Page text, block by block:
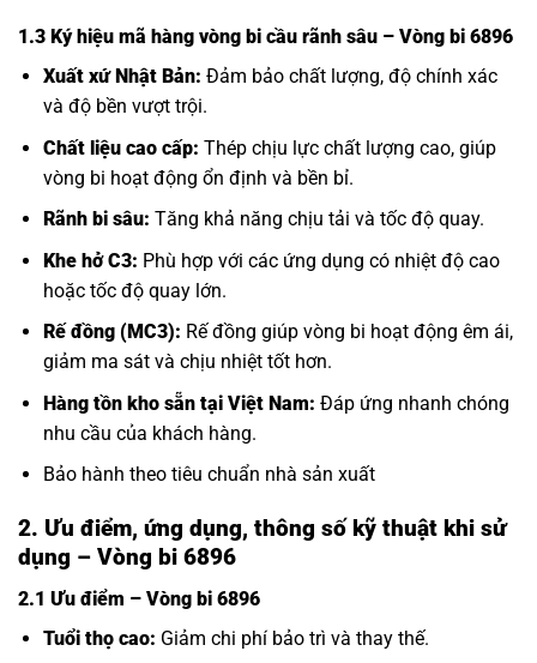
1.3 Ký hiệu mã hàng vòng bi cầu rãnh sâu – Vòng bi 6896
Xuất xứ Nhật Bản: Đảm bảo chất lượng, độ chính xác
và độ bền vượt trội.
Chất liệu cao cấp: Thép chịu lực chất lượng cao, giúp
vòng bi hoạt động ổn định và bền bỉ.
Rãnh bi sâu: Tăng khả năng chịu tải và tốc độ quay.
Khe hở C3: Phù hợp với các ứng dụng có nhiệt độ cao
hoặc tốc độ quay lớn.
Rế đồng (MC3): Rế đồng giúp vòng bi hoạt động êm ái,
giảm ma sát và chịu nhiệt tốt hơn.
Hàng tồn kho sẵn tại Việt Nam: Đáp ứng nhanh chóng
nhu cầu của khách hàng.
Bảo hành theo tiêu chuẩn nhà sản xuất
2. Ưu điểm, ứng dụng, thông số kỹ thuật khi sử
dụng – Vòng bi 6896
2.1 Ưu điểm – Vòng bi 6896
Tuổi thọ cao: Giảm chi phí bảo trì và thay thế.